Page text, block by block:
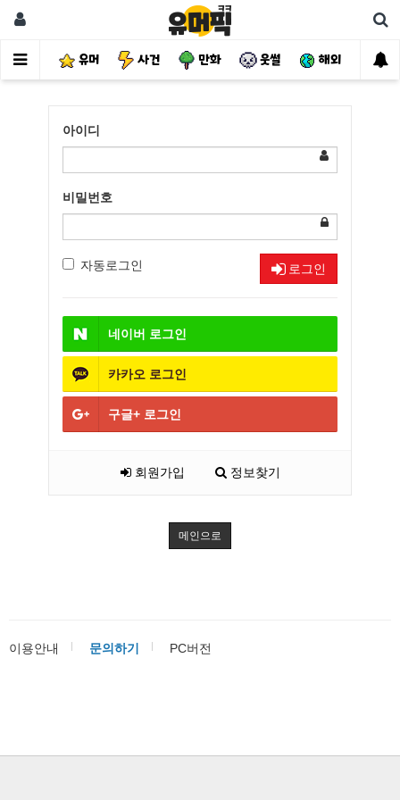
유머 사건 만화 웃썰 해외 핫
아이디
비밀번호
자동로그인 로그인
네이버 로그인
카카오 로그인
구글+ 로그인
회원가입 정보찾기
메인으로
이용안내 문의하기 PC버전